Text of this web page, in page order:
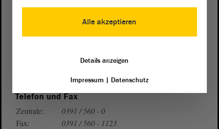
Landtagvon Sachsen-Anhalt
Wegbeschreibung
Telefon und Fax
Zentrale:
0391 / 560 - 0
Fax:
0391 / 560 - 1123
Alle akzeptieren
Details anzeigen
Impressum| Datenschutz